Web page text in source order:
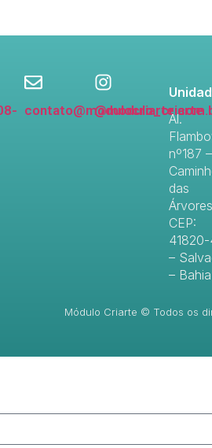
@modulo_criarte
Al.
nº187 –
das
CEP:
41820-
–
– Bahia
Módulo Criarte © Todos os